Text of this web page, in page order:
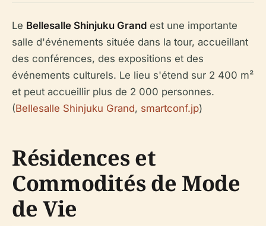
Le Bellesalle Shinjuku Grand est une importante
salle d'événements située dans la tour, accueillant
des conférences, des expositions et des
événements culturels. Le lieu s'étend sur 2 400 m²
et peut accueillir plus de 2 000 personnes.
(Bellesalle Shinjuku Grand, smartconf.jp)
Résidences et
Commodités de Mode
de Vie